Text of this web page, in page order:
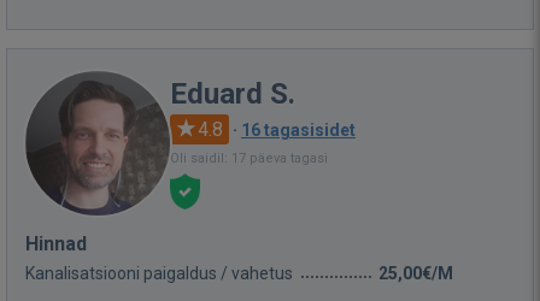
Eduard S.
4.8 · 16 tagasisidet
Oli saidil: 17 päeva tagasi
Hinnad
Kanalisatsiooni paigaldus / vahetus 25,00€/M